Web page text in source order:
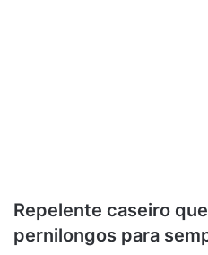
Repelente caseiro
pernilongos para